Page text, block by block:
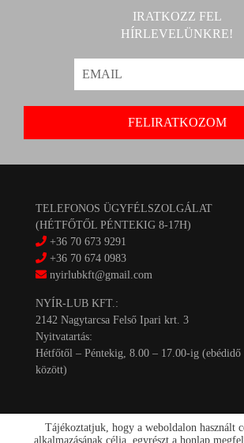
IRATKOZZ FEL
HÍRLEVELÜNKRE!
TELEFONOS ÜGYFÉLSZOLGÁLAT
(HÉTFŐTŐL PÉNTEKIG 8-17H)
+36 70 673 9291
+36 70 674 0983
nyirlubkft@gmail.com
NYÍR-LUB KFT.:
2142 Nagytarcsa Felső Ipari krt. 3
Nyitvatartás:
Hétfőtől – Péntekig, 8.00 – 17.00-ig (ebédidő
között)
Tájékoztatjuk, hogy a weboldalon használt
alkalmazásának célja, egyrészt a honlap